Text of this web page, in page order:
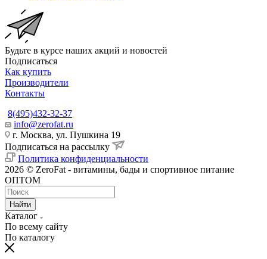
Будьте в курсе наших акций и новостей
Подписаться
Как купить
Производители
Контакты
8(495)432-32-37
info@zerofat.ru
г. Москва, ул. Пушкина 19
Подписаться на рассылку
Политика конфиденциальности
2026 © ZeroFat - витамины, бады и спортивное питание
ОПТОМ
Найти
Каталог
По всему сайту
По каталогу